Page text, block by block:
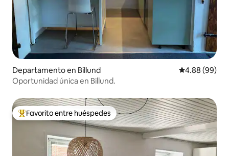
Departamento en Billund Calificación
4.88 (99)
Oportunidad única en Billund.
De los mejores en Favorito entre huéspedes
Favorito entre huéspedes